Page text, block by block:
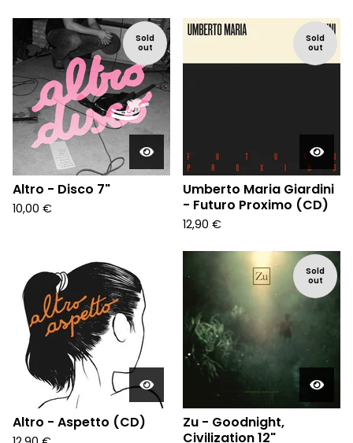
Sold
out
Altro - Disco 7"
10,00 €
Sold
out
Umberto Maria Giardini
- Futuro Proximo (CD)
12,90 €
Altro - Aspetto (CD)
Sold
out
Zu - Goodnight,
Civilization 12"